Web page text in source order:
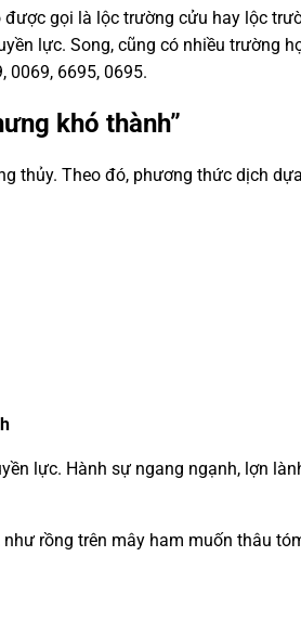
gọi là lộc trường cửu hay lộc
lực. Song, cũng có nhiều trường
0069, 6695, 0695.
khó thành”
thủy. Theo đó, phương thức dịch
lực. Hành sự ngang ngạnh, lợn
rồng trên mây ham muốn thâu